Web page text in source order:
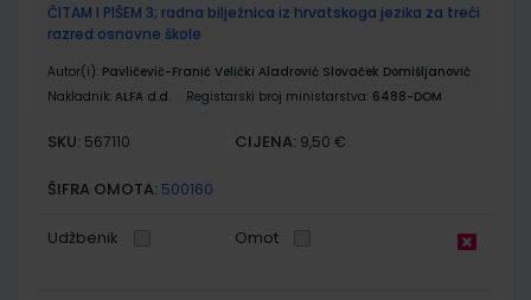
ČITAM I PIŠEM 3; radna bilježnica iz hrvatskoga jezika za treći
razred osnovne škole
Autor(i): Pavličević-Franić Velički Aladrović Slovaček Domišljanović
Nakladnik: ALFA d.d. Registarski broj ministarstva: 6488-DOM
SKU: 567110 CIJENA: 9,50 €
ŠIFRA OMOTA: 500160
Udžbenik Omot